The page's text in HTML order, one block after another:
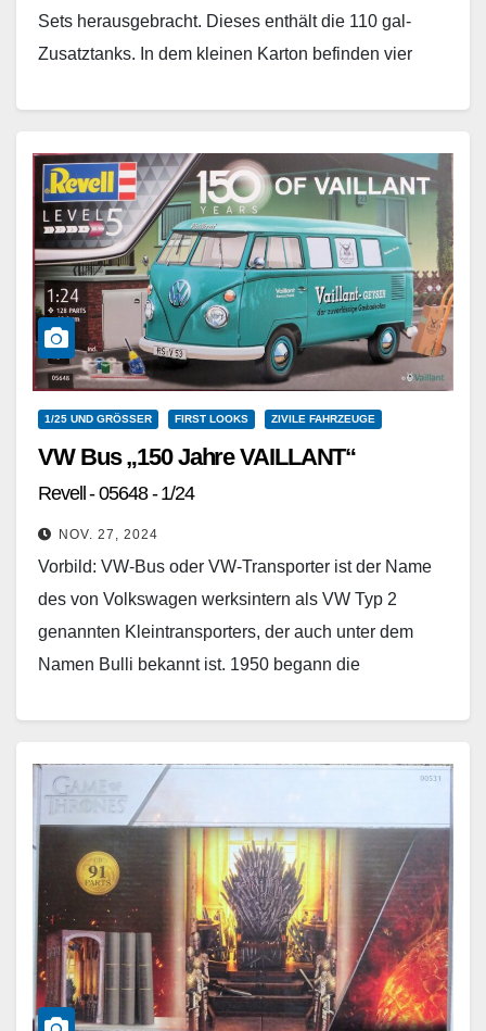
Sets herausgebracht. Dieses enthält die 110 gal-
Zusatztanks. In dem kleinen Karton befinden vier
1/25 UND GRÖSSER FIRST LOOKS ZIVILE FAHRZEUGE
VW Bus „150 Jahre VAILLANT“
Revell - 05648 - 1/24
NOV. 27, 2024
Vorbild: VW-Bus oder VW-Transporter ist der Name
des von Volkswagen werksintern als VW Typ 2
genannten Kleintransporters, der auch unter dem
Namen Bulli bekannt ist. 1950 begann die